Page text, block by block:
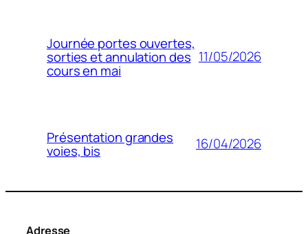
Journée portes ouvertes,
sorties et annulation des
cours en mai
11/05/2026
Présentation grandes
voies, bis 16/04/2026
Adresse